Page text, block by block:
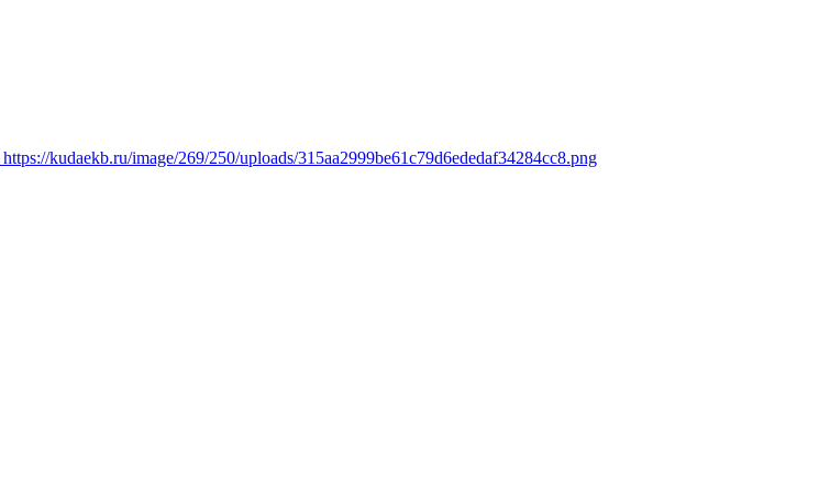
https://kudaekb.ru/image/269/250/uploads/315aa2999be61c79d6ededaf34284cc8.png